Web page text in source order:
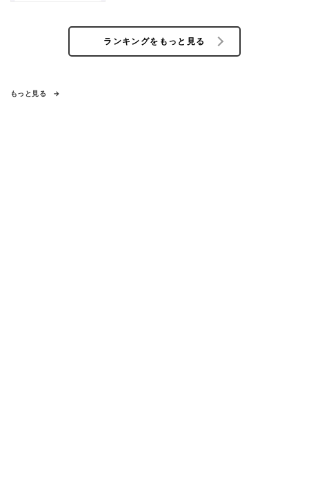
ランキングをもっと見る
もっと見る